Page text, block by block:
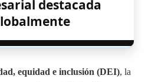
destacada
equidad e inclusión (DEI), la